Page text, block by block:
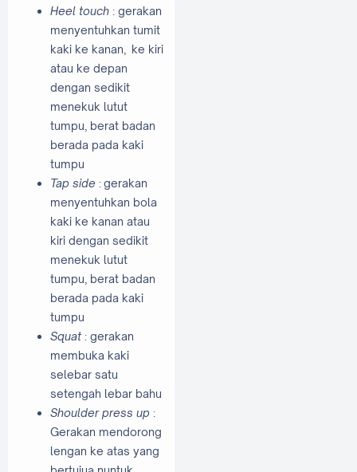
Heel touch : gerakan
menyentuhkan tumit
kaki ke kanan, ke kiri
atau ke depan
dengan sedikit
menekuk lutut
tumpu, berat badan
berada pada kaki
tumpu
Tap side : gerakan
menyentuhkan bola
kaki ke kanan atau
kiri dengan sedikit
menekuk lutut
tumpu, berat badan
berada pada kaki
tumpu
Squat : gerakan
membuka kaki
selebar satu
setengah lebar bahu
Shoulder press up :
Gerakan mendorong
lengan ke atas yang